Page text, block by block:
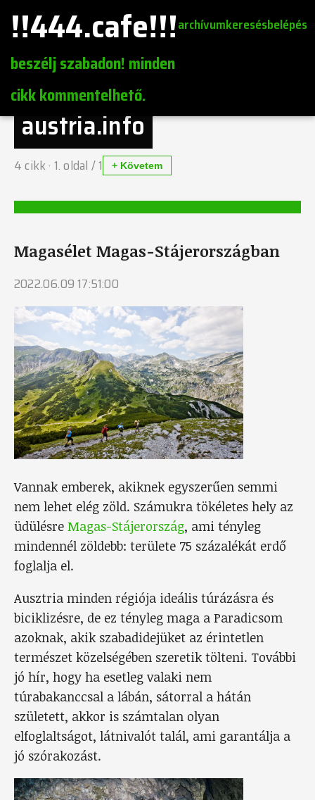
!!444.cafe!!!
beszélj szabadon! minden
cikk kommentelhető.
archívumkeresésbelépés
austria.info
4cikk · 1. oldal /1 + Követem
Magasélet Magas-Stájerországban
2022.06.09 17:51:00
Vannak emberek, akiknek egyszerűen semmi
nem lehet elég zöld. Számukra tökéletes hely az
üdülésre Magas-Stájerország, ami tényleg
mindennél zöldebb: területe 75 százalékát erdő
foglalja el.
Ausztria minden régiója ideális túrázásra és
biciklizésre, de ez tényleg maga a Paradicsom
azoknak, akik szabadidejüket az érintetlen
természet közelségében szeretik tölteni. További
jó hír, hogy ha esetleg valaki nem
túrabakanccsal a lábán, sátorral a hátán
született, akkor is számtalan olyan
elfoglaltságot, látnivalót talál, ami garantálja a
jó szórakozást.